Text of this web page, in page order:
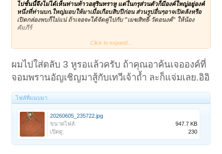
ไปชั้นนี้จึงไม่ได้เห็นท่านท้าวอสุรินทราหู แต่ในกรุส่วนตัวก็มีองค์ใหญ่อยู่องค์
หนึ่งที่ท่านบก.ใหญ่มอบให้มาเมื่อเกือบสิบปีก่อน ส่วนรูปอื่นๆอาจเปิดลังหรือ
เปิดกล่องพบก็ไม่แน่ ถ้าเจอจะได้จัดคู่ไปกับ "เมฆสิทธิ์-วัดอนงค์" ให้น้อง
คัมภีร์
ขอบคุณการทักทายยามดึกครับClick to expand...
ผมไปใส่ตลับ 3 หูรอแล้วครับ ถ้าคุณอาค้นเจอองค์ที่
จอมพรานอัญเชิญมาสู้กับเทวีเจ้าถ้ำ ละก็แจ่มเลย.อิอิ
ไฟล์ที่แนบมา:
20260605_235722.jpg
ขนาดไฟล์:
947.7 KB
เปิดดู:
230